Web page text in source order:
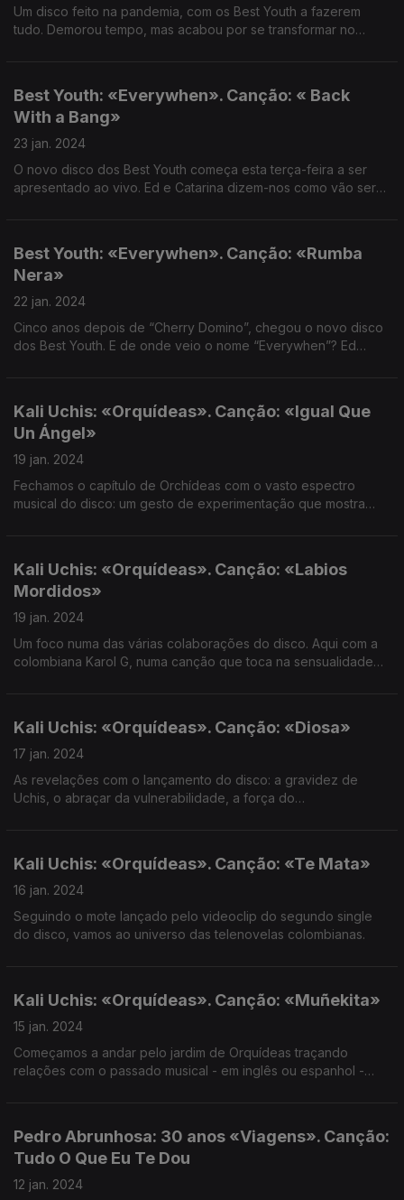
Um disco feito na pandemia, com os Best Youth a fazerem
tudo. Demorou tempo, mas acabou por se transformar no
Best Youth: «Everywhen». Canção: « Back
With a Bang»
23 jan. 2024
O novo disco dos Best Youth começa esta terça-feira a ser
apresentado ao vivo. Ed e Catarina dizem-nos como vão ser
Best Youth: «Everywhen». Canção: «Rumba
Nera»
22 jan. 2024
Cinco anos depois de “Cherry Domino”, chegou o novo disco
dos Best Youth. E de onde veio o nome “Everywhen”? Ed
Kali Uchis: «Orquídeas». Canção: «Igual Que
Un Ángel»
19 jan. 2024
Fechamos o capítulo de Orchídeas com o vasto espectro
musical do disco: um gesto de experimentação que mostra
Kali Uchis: «Orquídeas». Canção: «Labios
Mordidos»
19 jan. 2024
Um foco numa das várias colaborações do disco. Aqui com a
colombiana Karol G, numa canção que toca na sensualidade
Kali Uchis: «Orquídeas». Canção: «Diosa»
17 jan. 2024
As revelações com o lançamento do disco: a gravidez de
Uchis, o abraçar da vulnerabilidade, a força do
Kali Uchis: «Orquídeas». Canção: «Te Mata»
16 jan. 2024
Seguindo o mote lançado pelo videoclip do segundo single
do disco, vamos ao universo das telenovelas colombianas.
Kali Uchis: «Orquídeas». Canção: «Muñekita»
15 jan. 2024
Começamos a andar pelo jardim de Orquídeas traçando
relações com o passado musical - em inglês ou espanhol -
Pedro Abrunhosa: 30 anos «Viagens». Canção:
Tudo O Que Eu Te Dou
12 jan. 2024